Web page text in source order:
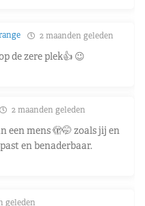
2 maanden geleden
de zere plek👍 😉
2 maanden geleden
een mens 🫣🤭 zoals jij en
en benaderbaar.
geleden